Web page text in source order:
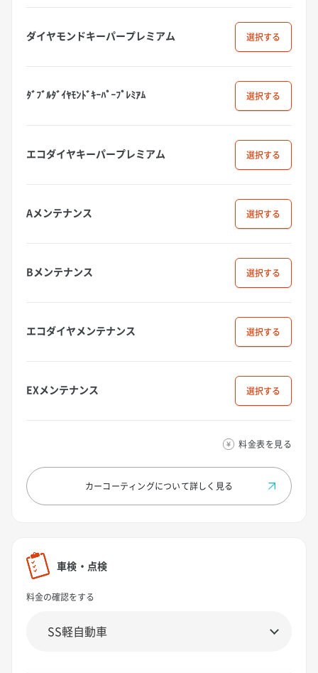
ダイヤモンドキーパープレミアム 選択
ﾀﾞﾌﾞﾙﾀﾞｲﾔﾓﾝﾄﾞｷｰﾊﾟｰﾌﾟﾚﾐｱﾑ 選択
エコダイヤキーパープレミアム 選択
Aメンテナンス 選択
Bメンテナンス 選択
エコダイヤメンテナンス 選択
EXメンテナンス 選択
料金表を見る
カーコーティングについて詳しく見る
車検・点検
料金の確認をする